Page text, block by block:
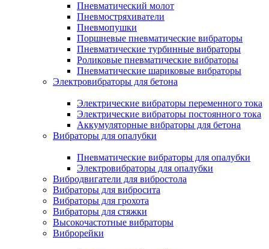
Пневматический молот
Пневмостряхиватели
Пневмопушки
Поршневые пневматические вибраторы
Пневматические турбинные вибраторы
Роликовые пневматические вибраторы
Пневматические шариковые вибраторы
Электровибраторы для бетона
Электрические вибраторы переменного тока
Электрические вибраторы постоянного тока
Аккумуляторные вибраторы для бетона
Вибраторы для опалубки
Пневматические вибраторы для опалубки
Электровибраторы для опалубки
Вибродвигатели для вибростола
Вибраторы для вибросита
Вибраторы для грохота
Вибраторы для стяжки
Высокочастотные вибраторы
Виброрейки